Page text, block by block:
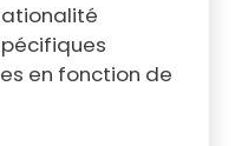
en fonction de